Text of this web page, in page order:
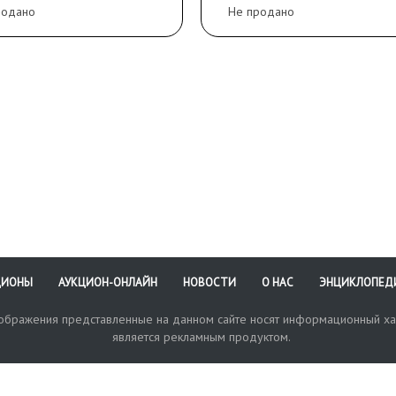
царапины,
Не продано
АУКЦИОН-ОНЛАЙН НОВОСТИ О НАС
представленные на данном сайте носят информационный
является рекламным продуктом.